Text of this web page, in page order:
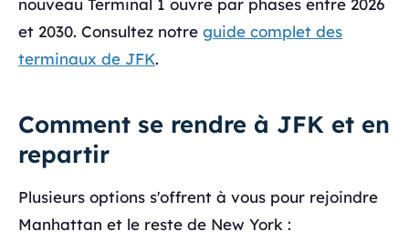
nouveau Terminal 1 ouvre par phases entre 2026
et 2030. Consultez notre guide complet des
terminaux de JFK.
Comment se rendre à JFK et en
repartir
Plusieurs options s'offrent à vous pour rejoindre
Manhattan et le reste de New York :